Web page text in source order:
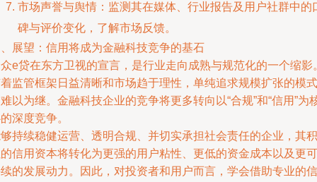
市场声誉与舆情：监测其在媒体、行业报告及用户社群中的
碑与评价变化，了解市场反馈。
展望：信用将成为金融科技竞争的基石
e贷在东方卫视的宣言，是行业走向成熟与规范化的一个缩影
监管框架日益清晰和市场趋于理性，单纯追求规模扩张的模式
以为继。金融科技企业的竞争将更多转向以“合规”和“信用”为
深度竞争。
持续稳健运营、透明合规、并切实承担社会责任的企业，其积
信用资本将转化为更强的用户粘性、更低的资金成本以及更可
的发展动力。因此，对投资者和用户而言，学会借助专业的信